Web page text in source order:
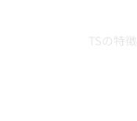
TSの特徴